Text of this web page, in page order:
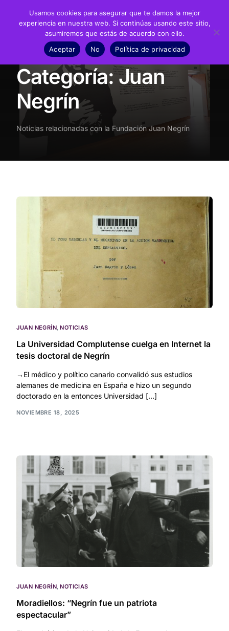
Noticias Juan Negrín
Categoría:Juan
Negrín
Noticias relacionadas con la Fundación Juan Negrín
JUAN NEGRÍN,NOTICIAS
La Universidad Complutense cuelga en Internet la
tesis doctoral de Negrín
→El médico y político canario convalidó sus estudios
alemanes de medicina en España e hizo un segundo
doctorado en la entonces Universidad […]
NOVIEMBRE 18, 2025
JUAN NEGRÍN,NOTICIAS
Moradiellos: “Negrín fue un patriota
espectacular”
Usamos cookies para asegurar que te damos la mejor
experiencia en nuestra web. Si continúas usando este sitio,
asumiremos que estás de acuerdo con ello.
Aceptar
No Política de privacidad
Fundación
Recursos
Noticias
Transparencia